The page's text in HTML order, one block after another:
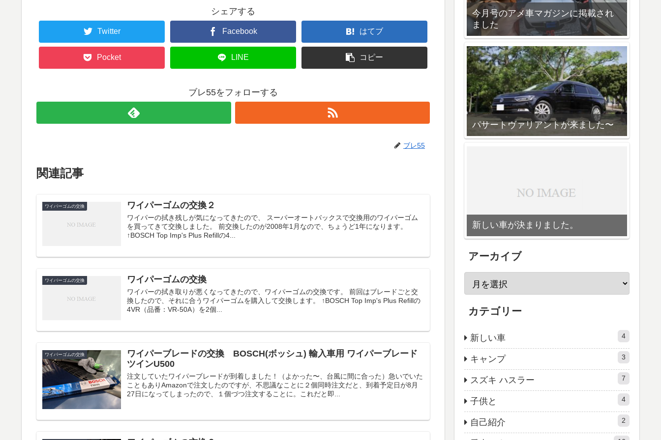
シェアする
Twitter Facebook はてブ
Pocket LINE コピー
ブレ55をフォローする
ブレ55
関連記事
ワイパーゴムの交換 ワイパーゴムの交換２
ワイパーの拭き残しが気になってきたので、 スーパーオートバックスで交換用のワイパーゴム
を買ってきて交換しました。 前交換したのが2008年1月なので、ちょうど1年になります。
↑BOSCH Top Imp's Plus Refillの4...
ワイパーゴムの交換 ワイパーゴムの交換
ワイパーの拭き取りが悪くなってきたので、ワイパーゴムの交換です。 前回はブレードごと交
換したので、それに合うワイパーゴムを購入して交換します。 ↑BOSCH Top Imp's Plus Refillの
4VR（品番：VR-50A）を2個...
ワイパーゴムの交換
ワイパーブレードの交換 BOSCH(ボッシュ) 輸入車用 ワイパーブレード
ツインU500
注文していたワイパーブレードが到着しました！（よかった〜、台風に間に合った）急いでいた
こともありAmazonで注文したのですが、不思議なことに２個同時注文だと、到着予定日が8月
27日になってしまったので、１個づつ注文することに。これだと即...
今月号のアメ車マガジンに掲載され
ました
パサートヴァリアントが来ました〜
新しい車が決まりました。
アーカイブ
カテゴリー
新しい車 4
キャンプ 3
スズキ ハスラー 7
子供と 4
自己紹介 2